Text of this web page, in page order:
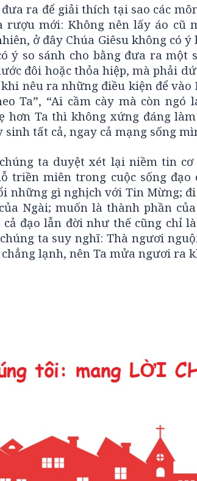
ra để giải thích tại sao các
mới: Không nên lấy áo cũ
ở đây Chúa Giêsu không có
ý so sánh cho bằng đưa ra một
đôi hoặc thỏa hiệp, mà phải
nêu ra những điều kiện để
Ta”, “Ai cầm cày mà còn
hơn Ta thì không xứng đáng
tất cả, ngay cả mạng sống
ta duyệt xét lại niềm tin cơ
triền miên trong cuộc sống
những gì nghịch với Tin Mừng;
Ngài; muốn là thành phần
cả đạo lẫn đời như thế cũng chỉ
ta suy nghĩ: Thà ngươi
lạnh, nên Ta mửa ngươi ra